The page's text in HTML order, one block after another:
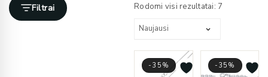
Filtrai Rodomi visi rezultatai: 7
-35% -35%